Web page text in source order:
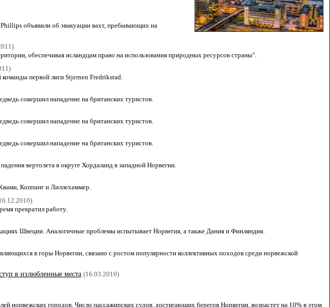
объявили об эвакуации вахт, пребывающих на
обеспечивая исландцам право на использования природных ресурсов страны".
первой лиги Stjernen Fredrikstad.
совершил нападение на британских туристов.
совершил нападение на британских туристов.
совершил нападение на британских туристов.
вертолета в округе Хордаланд в западной Норвегии.
Коппанг и Лиллехаммер.
прекратил работу.
Швеции. Аналогичные проблемы испытывает Норвегия, а также Дания и Финляндия.
в горы Норвегии, связано с ростом популярности коллективных походов среди норвежской
в излюбленные места (16.03.2010)
норвежских городов. Число пассажирских судов, достигающих берегов Норвегии, возрастет на 10% в этом